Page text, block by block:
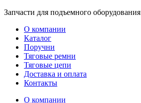
Перейти
содержимому
Запчасти для подъемного оборудования
О компании
Каталог
Поручни
Тяговые ремни
Тяговые цепи
Доставка и оплата
Контакты
О компании